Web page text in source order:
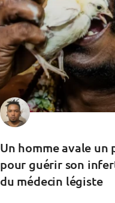
Un homme avale un
pour guérir son
du médecin légiste